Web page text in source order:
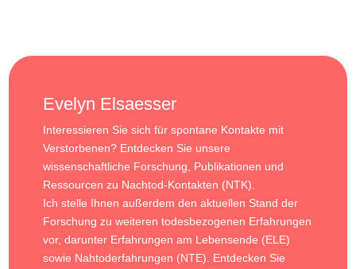
Evelyn Elsaesser
Interessieren Sie sich für spontane Kontakte mit
Verstorbenen? Entdecken Sie unsere
wissenschaftliche Forschung, Publikationen und
Ressourcen zu Nachtod-Kontakten (NTK).
Ich stelle Ihnen außerdem den aktuellen Stand der
Forschung zu weiteren todesbezogenen Erfahrungen
vor, darunter Erfahrungen am Lebensende (ELE)
sowie Nahtoderfahrungen (NTE). Entdecken Sie